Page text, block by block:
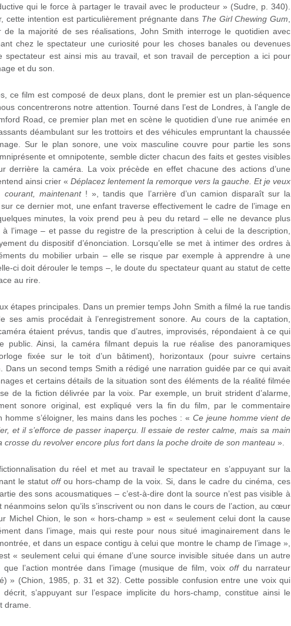
qui le force à partager le travail avec le producteur » (Sudre, p. 340).
cette intention est particulièrement prégnante dans The Girl Chewing Gum
de la majorité de ses réalisations, John Smith interroge le quotidien avec
chez le spectateur une curiosité pour les choses banales ou devenues
spectateur est ainsi mis au travail, et son travail de perception a ici pour
et du son.
ce film est composé de deux plans, dont le premier est un plan-séquence
concentrerons notre attention. Tourné dans l’est de Londres, à l’angle de
Road, ce premier plan met en scène le quotidien d’une rue animée en
déambulant sur les trottoirs et des véhicules empruntant la chaussée
Sur le plan sonore, une voix masculine couvre pour partie les sons
et omnipotente, semble dicter chacun des faits et gestes visibles
derrière la caméra. La voix précède en effet chacune des actions d’une
ainsi crier «Déplacez lentement la remorque vers la gauche. Et je veux
maintenant! », tandis que l’arrière d’un camion disparaît sur la
ce dernier mot, une enfant traverse effectivement le cadre de l’image en
minutes, la voix prend peu à peu du retard – elle ne devance plus
l’image – et passe du registre de la prescription à celui de la description,
du dispositif d’énonciation. Lorsqu’elle se met à intimer des ordres à
du mobilier urbain – elle se risque par exemple à apprendre à une
ci doit dérouler le temps –, le doute du spectateur quant au statut de cette
au rire.
étapes principales. Dans un premier temps John Smith a filmé la rue tandis
ses amis procédait à l’enregistrement sonore. Au cours de la captation,
étaient prévus, tandis que d’autres, improvisés, répondaient à ce qui
public. Ainsi, la caméra filmant depuis la rue réalise des panoramiques
fixée sur le toit d’un bâtiment), horizontaux (pour suivre certains
Dans un second temps Smith a rédigé une narration guidée par ce qui avait
et certains détails de la situation sont des éléments de la réalité filmée
de la fiction délivrée par la voix. Par exemple, un bruit strident d’alarme,
sonore original, est expliqué vers la fin du film, par le commentaire
homme s’éloigner, les mains dans les poches : « Ce jeune homme vient de
et il s’efforce de passer inaperçu. Il essaie de rester calme, mais sa main
crosse du revolver encore plus fort dans la poche droite de son manteau».
du réel et met au travail le spectateur en s’appuyant sur la
le statutoffou hors-champ de la voix. Si, dans le cadre du cinéma, ces
des sons acousmatiques – c’est-à-dire dont la source n’est pas visible à
néanmoins selon qu’ils s’inscrivent ou non dans le cours de l’action, au cœur
Michel Chion, le son « hors-champ » est « seulement celui dont la cause
dans l’image, mais qui reste pour nous situé imaginairement dans le
et dans un espace contigu à celui que montre le champ de l’image »,
« seulement celui qui émane d’une source invisible située dans un autre
l’action montrée dans l’image (musique de film, voix offdu narrateur
» (Chion, 1985, p. 31 et 32). Cette possible confusion entre une voix qui
s’appuyant sur l’espace implicite du hors-champ, constitue ainsi le
drame.